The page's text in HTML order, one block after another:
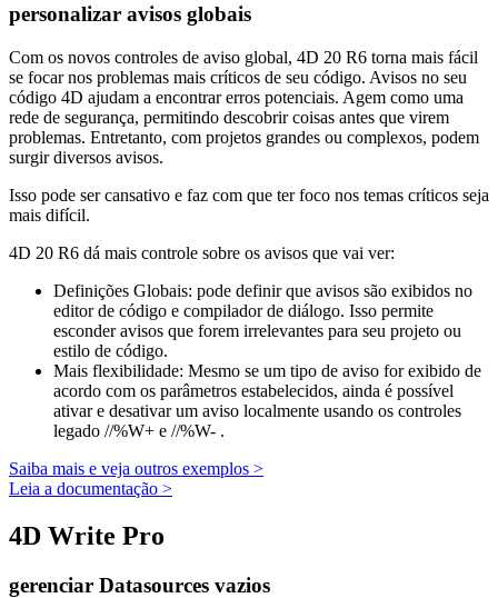
personalizar avisos globais
Com os novos controles de aviso global, 4D 20 R6 torna mais fácil
se focar nos problemas mais críticos de seu código. Avisos no seu
código 4D ajudam a encontrar erros potenciais. Agem como uma
rede de segurança, permitindo descobrir coisas antes que virem
problemas. Entretanto, com projetos grandes ou complexos, podem
surgir diversos avisos.
Isso pode ser cansativo e faz com que ter foco nos temas críticos seja
mais difícil.
4D 20 R6 dá mais controle sobre os avisos que vai ver:
Definições Globais: pode definir que avisos são exibidos no
editor de código e compilador de diálogo. Isso permite
esconder avisos que forem irrelevantes para seu projeto ou
estilo de código.
Mais flexibilidade: Mesmo se um tipo de aviso for exibido de
acordo com os parâmetros estabelecidos, ainda é possível
ativar e desativar um aviso localmente usando os controles
legado //%W+ e //%W- .
Saiba mais e veja outros exemplos >
Leia a documentação >
4D Write Pro
gerenciar Datasources vazios